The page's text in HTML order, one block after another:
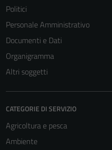
Politici
Personale Amministrativo
Documenti e Dati
Organigramma
Altri soggetti
CATEGORIE DI SERVIZIO
Agricoltura e pesca
Ambiente